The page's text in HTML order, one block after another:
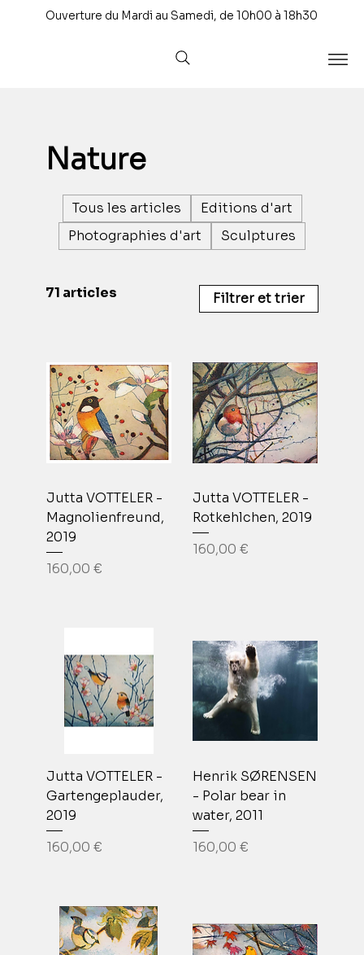
Ouverture du Mardi au Samedi, de 10h00 à 18h30
Nature
Tous les articles
Editions d'art
Photographies d'art
Sculptures
71 articles Filtrer et trier
Jutta VOTTELER -
Magnolienfreund,
2019
Prix
160,00 €
Jutta VOTTELER -
Rotkehlchen, 2019
Prix
160,00 €
Jutta VOTTELER -
Gartengeplauder,
2019
Prix
160,00 €
Henrik SØRENSEN
- Polar bear in
water, 2011
Prix
160,00 €